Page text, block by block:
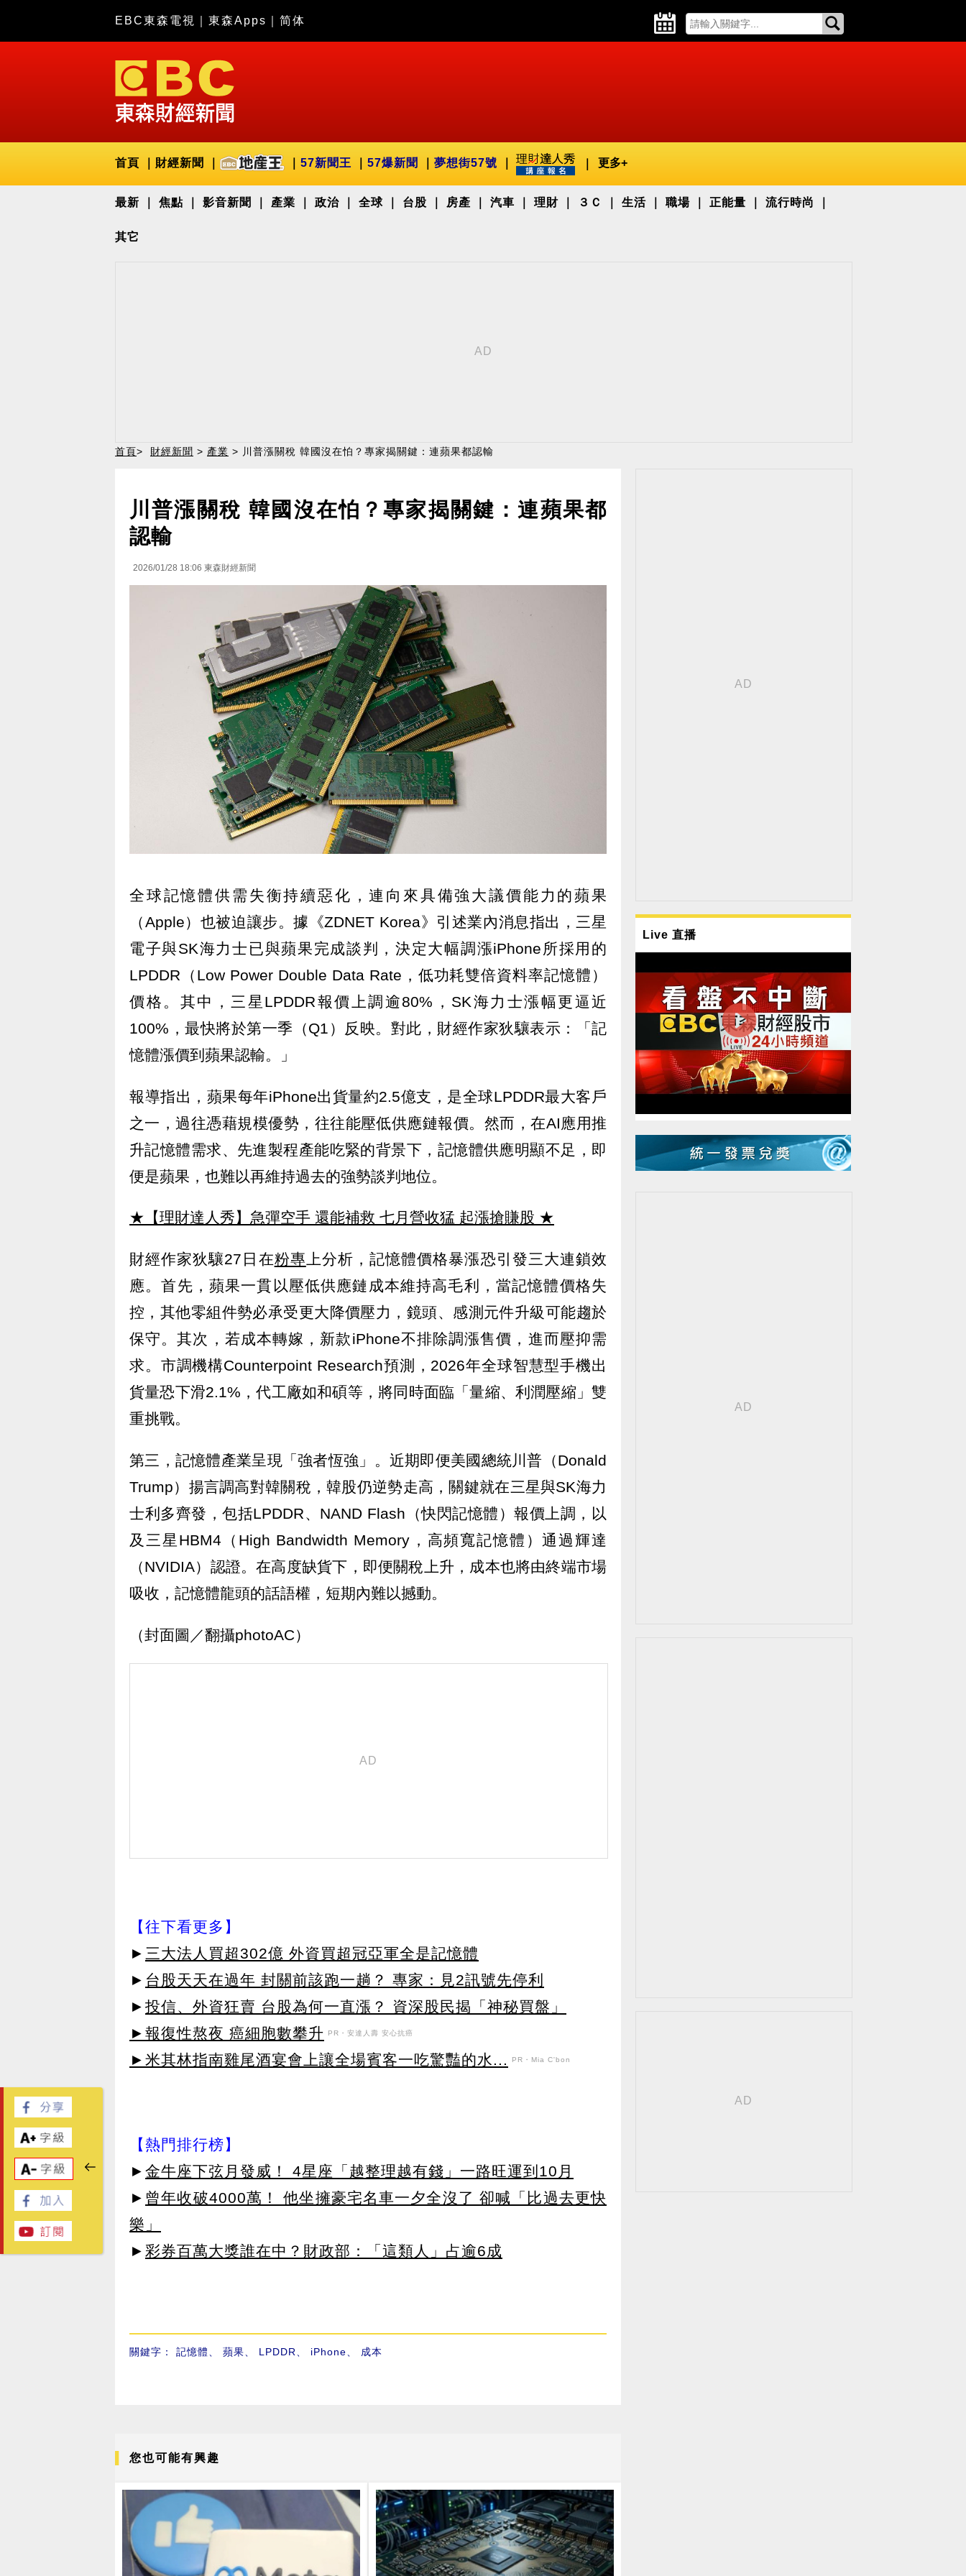
EBC東森電視 東森Apps 简体
首頁 財經新聞 57新聞王 57爆新聞 夢想街57號 更多+
最新 焦點 影音新聞 產業 政治 全球 台股 房產 汽車 理財 ３Ｃ 生活 職場 正能量 流行時尚
其它
首頁> 財經新聞 > 產業 > 川普漲關稅 韓國沒在怕？專家揭關鍵：連蘋果都認輸
川普漲關稅 韓國沒在怕？專家揭關鍵：連蘋果都
認輸
2026/01/28 18:06 東森財經新聞
全球記憶體供需失衡持續惡化，連向來具備強大議價能力的蘋果
（Apple）也被迫讓步。據《ZDNET Korea》引述業內消息指出，三星
電子與SK海力士已與蘋果完成談判，決定大幅調漲iPhone所採用的
LPDDR（Low Power Double Data Rate，低功耗雙倍資料率記憶體）
價格。其中，三星LPDDR報價上調逾80%，SK海力士漲幅更逼近
100%，最快將於第一季（Q1）反映。對此，財經作家狄驤表示：「記
憶體漲價到蘋果認輸。」
報導指出，蘋果每年iPhone出貨量約2.5億支，是全球LPDDR最大客戶
之一，過往憑藉規模優勢，往往能壓低供應鏈報價。然而，在AI應用推
升記憶體需求、先進製程產能吃緊的背景下，記憶體供應明顯不足，即
便是蘋果，也難以再維持過去的強勢談判地位。
★【理財達人秀】急彈空手 還能補救 七月營收猛 起漲搶賺股 ★
財經作家狄驤27日在粉專 上分析，記憶體價格暴漲恐引發三大連鎖效
應。首先，蘋果一貫以壓低供應鏈成本維持高毛利，當記憶體價格失
控，其他零組件勢必承受更大降價壓力，鏡頭、感測元件升級可能趨於
保守。其次，若成本轉嫁，新款iPhone不排除調漲售價，進而壓抑需
求。市調機構Counterpoint Research預測，2026年全球智慧型手機出
貨量恐下滑2.1%，代工廠如和碩等，將同時面臨「量縮、利潤壓縮」雙
重挑戰。
第三，記憶體產業呈現「強者恆強」。近期即便美國總統川普（Donald
Trump）揚言調高對韓關稅，韓股仍逆勢走高，關鍵就在三星與SK海力
士利多齊發，包括LPDDR、NAND Flash（快閃記憶體）報價上調，以
及三星HBM4（High Bandwidth Memory，高頻寬記憶體）通過輝達
（NVIDIA）認證。在高度缺貨下，即便關稅上升，成本也將由終端市場
吸收，記憶體龍頭的話語權，短期內難以撼動。
（封面圖／翻攝photoAC）
【往下看更多】
► 三大法人買超302億 外資買超冠亞軍全是記憶體
► 台股天天在過年 封關前該跑一趟？ 專家：見2訊號先停利
► 投信、外資狂賣 台股為何一直漲？ 資深股民揭「神秘買盤」
►報復性熬夜 癌細胞數攀升
PR・安達人壽 安心抗癌
►米其林指南雞尾酒宴會上讓全場賓客一吃驚豔的水... PR・Mia C'bon
【熱門排行榜】
► 金牛座下弦月發威！ 4星座「越整理越有錢」一路旺運到10月
► 曾年收破4000萬！ 他坐擁豪宅名車一夕全沒了 卻喊「比過去更快
樂」
► 彩券百萬大獎誰在中？財政部：「這類人」占逾6成
關鍵字： 記憶體 蘋果 LPDDR iPhone 成本
您也可能有興趣
Live 直播